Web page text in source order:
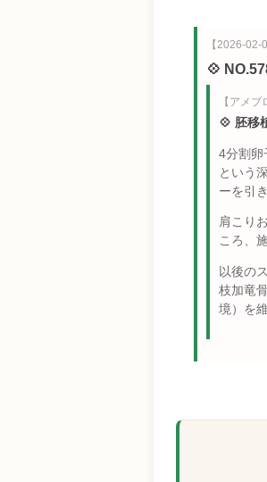
【2026-02-
💠
【アメ
💠 胚移
4分割卵
という
ーを引
肩こり
ころ、
以後の
枝加竜
境）を